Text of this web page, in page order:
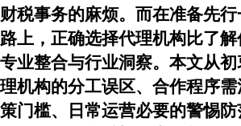
财税事务的麻烦。而在准备先行
路上，正确选择代理机构比了
专业整合与行业洞察。本文从
理机构的分工误区、合作程序
策门槛、日常运营必要的警惕